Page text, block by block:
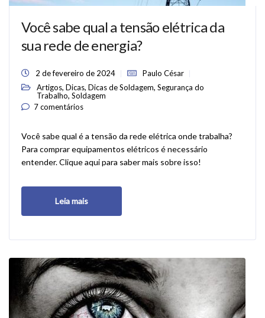
Você sabe qual a tensão elétrica da
sua rede de energia?
2 de fevereiro de 2024
Paulo César
Artigos, Dicas, Dicas de Soldagem, Segurança do
Trabalho, Soldagem
7 comentários
Você sabe qual é a tensão da rede elétrica onde trabalha?
Para comprar equipamentos elétricos é necessário
entender. Clique aqui para saber mais sobre isso!
Leia mais